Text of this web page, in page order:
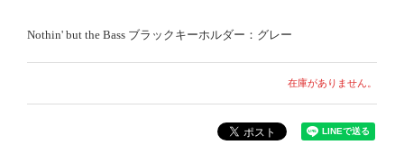
Nothin' but the Bass ブラックキーホルダー：グレー
在庫がありません。